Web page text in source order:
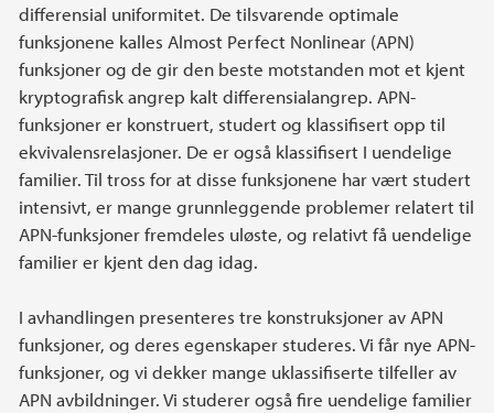
differensial uniformitet. De tilsvarende optimale
funksjonene kalles Almost Perfect Nonlinear (APN)
funksjoner og de gir den beste motstanden mot et kjent
kryptografisk angrep kalt differensialangrep. APN-
funksjoner er konstruert, studert og klassifisert opp til
ekvivalensrelasjoner. De er også klassifisert I uendelige
familier. Til tross for at disse funksjonene har vært studert
intensivt, er mange grunnleggende problemer relatert til
APN-funksjoner fremdeles uløste, og relativt få uendelige
familier er kjent den dag idag.
I avhandlingen presenteres tre konstruksjoner av APN
funksjoner, og deres egenskaper studeres. Vi får nye APN-
funksjoner, og vi dekker mange uklassifiserte tilfeller av
APN avbildninger. Vi studerer også fire uendelige familier